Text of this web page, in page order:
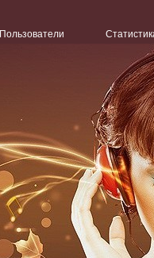
Пользователи